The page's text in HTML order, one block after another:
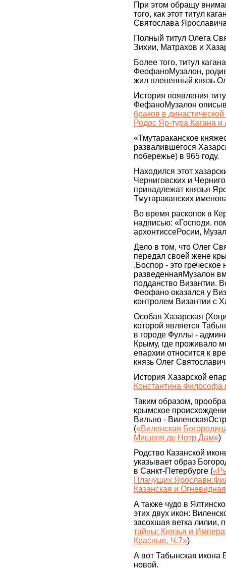
При этом обращу
того, как этот титул
Святослава
Полный титул Олега
Зихии, Матрахов и
Более того, титул
ФеофаноМузалон,
жил плененный князь
История появления
ФефаноМузалон
браков в
Родос Яр-тура Кагана
«Тмутараканское
развалившегося
побережье) в 965 году.
Находился этот
Черниговских и
принадлежат князья
Тмутараканских
Во время раскопок в
надписью: «Господи,
архонтиссеРосии,
Дело в том, что Олег
передал своей жене
.Боспор - это
разведеннаяМузалон
подданство Византии.
Феофано оказался у
контролем Византии с
Особая Хазарская
которой является
в городе Фуллы -
Крыму, где проживало
епархии относится к
князь Олег
История Хазарской
Константина Философа
Таким образом,
крымское
Вильно -
(«Виленская
Мишеля де Нотр Дам»)
Родство Казанской
указывает образ
в Санкт-Петербурге (
Плачущих
Казанская и
А также чудо в
этих двух икон:
засохшая ветка лилии,
тайны: Князья и
Красные, Ч.7»)
А вот Табынская икона
новой.